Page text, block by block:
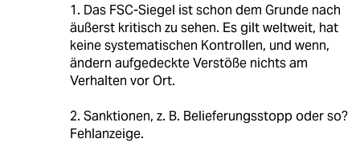
1. Das FSC-Siegel ist schon dem Grunde nach
äußerst kritisch zu sehen. Es gilt weltweit, hat
keine systematischen Kontrollen, und wenn,
ändern aufgedeckte Verstöße nichts am
Verhalten vor Ort.
2. Sanktionen, z. B. Belieferungsstopp oder so?
Fehlanzeige.